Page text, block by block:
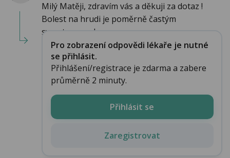
Milý Matěji, zdravím vás a děkuji za dotaz !
Bolest na hrudi je poměrně častým
symptomem, k...
Pro zobrazení odpovědi lékaře je nutné
se přihlásit.
Přihlášení/registrace je zdarma a zabere
průměrně 2 minuty.
Přihlásit se
Zaregistrovat